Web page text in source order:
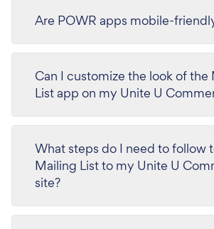
Are POWR apps mobile-
Can I customize the look of the
List app on my Unite U
What steps do I need to follow
Mailing List to my Unite U
site?